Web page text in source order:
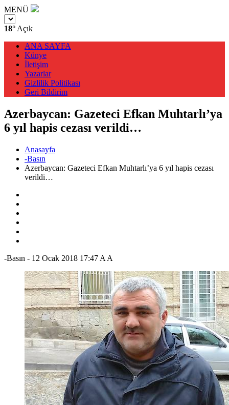
MENÜ
18° Açık
ANA SAYFA
Künye
İletişim
Yazarlar
Gizlilik Politikası
Geri Bildirim
Azerbaycan: Gazeteci Efkan Muhtarlı’ya
6 yıl hapis cezası verildi…
Anasayfa
-Basın
Azerbaycan: Gazeteci Efkan Muhtarlı’ya 6 yıl hapis cezası
verildi…
-Basın - 12 Ocak 2018 17:47 A A